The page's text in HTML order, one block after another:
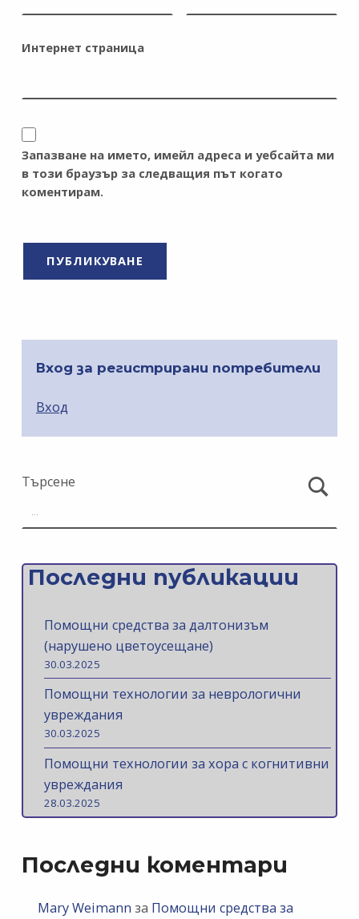
Интернет страница
Запазване на името, имейл адреса и уебсайта ми
в този браузър за следващия път когато
коментирам.
Вход за регистрирани потребители
Вход
Търсене
Последни публикации
Помощни средства за далтонизъм
(нарушено цветоусещане)
30.03.2025
Помощни технологии за неврологични
увреждания
30.03.2025
Помощни технологии за хора с когнитивни
увреждания
28.03.2025
Последни коментари
Mary Weimann за Помощни средства за